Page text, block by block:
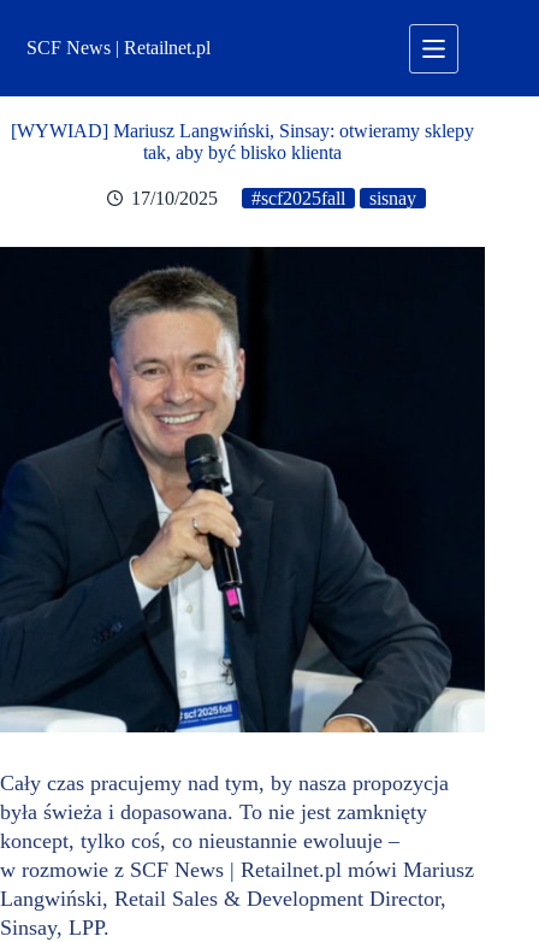
treściSCF News | Retailnet.pl
[WYWIAD] Mariusz Langwiński, Sinsay: otwieramy sklepy
tak, aby być blisko klienta
17/10/2025 #scf2025fall sisnay
Cały czas pracujemy nad tym, by nasza propozycja
była świeża i dopasowana. To nie jest zamknięty
koncept, tylko coś, co nieustannie ewoluuje –
w rozmowie z SCF News | Retailnet.pl mówi Mariusz
Langwiński, Retail Sales & Development Director,
Sinsay, LPP.